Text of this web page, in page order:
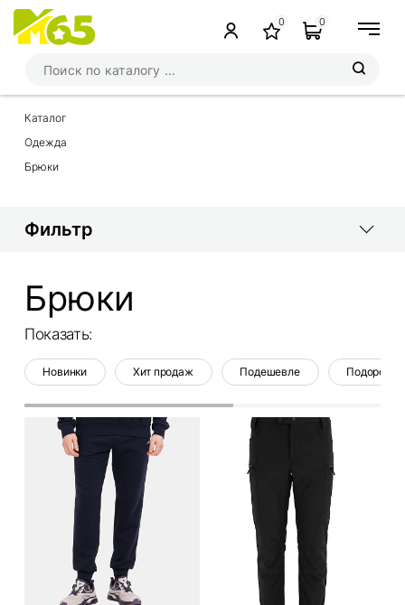
0 0
Каталог
Одежда
Брюки
Фильтр
Брюки
Показать:
Новинки Хит продаж Подешевле Подороже